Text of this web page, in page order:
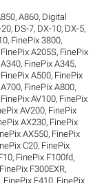
,A860, Digital
20, DS-7, DX-10, DX-5,
, FinePix 3800,
FinePix A205S, FinePix
, FinePix A345,
FinePix A500, FinePix
, FinePix A800,
FinePix AV100, FinePix
AV200, FinePix
AX230, FinePix
AX550, FinePix
C20, FinePix
, FinePix F100fd,
FinePix F300EXR,
, FinePix F410, FinePix